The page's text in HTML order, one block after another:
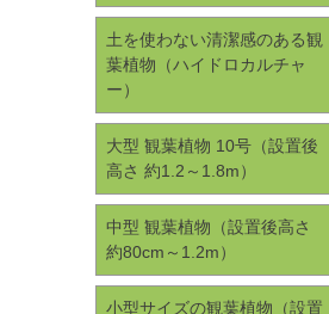
土を使わない清潔感のある観
葉植物（ハイドロカルチャ
ー）
大型 観葉植物 10号（設置後
高さ 約1.2～1.8m）
中型 観葉植物（設置後高さ
約80cm～1.2m）
小型サイズの観葉植物（設置